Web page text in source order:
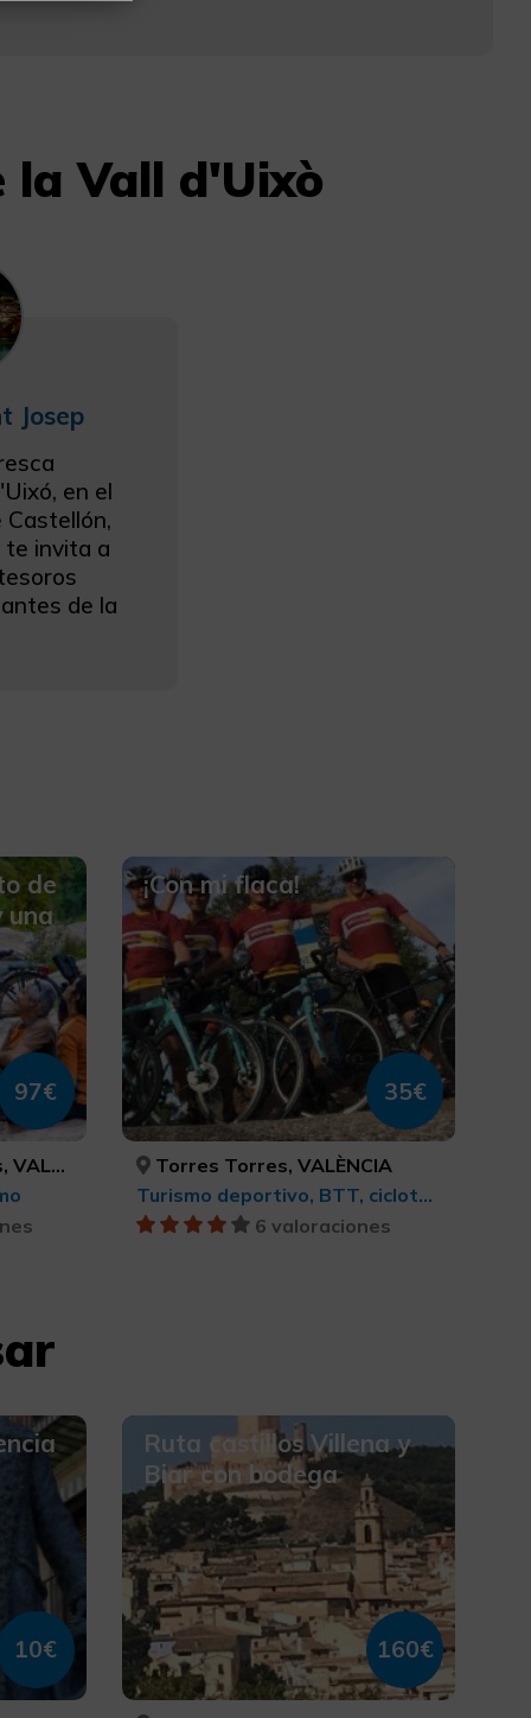
la Vall d'Uixò
Josep
en el
Castellón,
te invita a
de la
de
una
97€
¡Con mi flaca!
35€
Torres Torres, VALÈNCIA
Turismo deportivo, BTT, cicloturismo y ciclismo
6 valoraciones
10€
Ruta castillos Villena y
Biar con bodega
160€